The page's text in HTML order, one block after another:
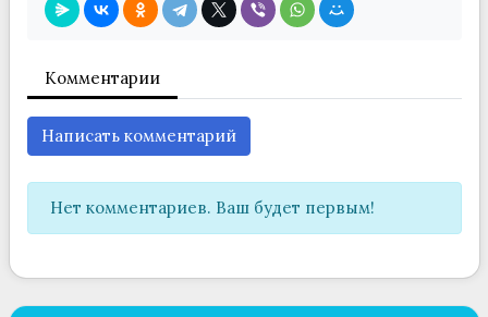
Комментарии
Написать комментарий
Нет комментариев. Ваш будет первым!